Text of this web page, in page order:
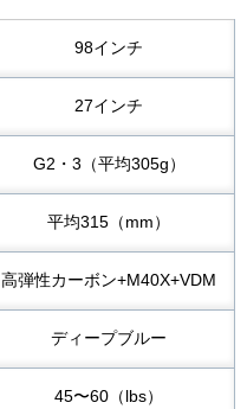
98インチ
27インチ
G2・3（平均305g）
平均315（mm）
高弾性カーボン+M40X+VDM
ディープブルー
45〜60（lbs）